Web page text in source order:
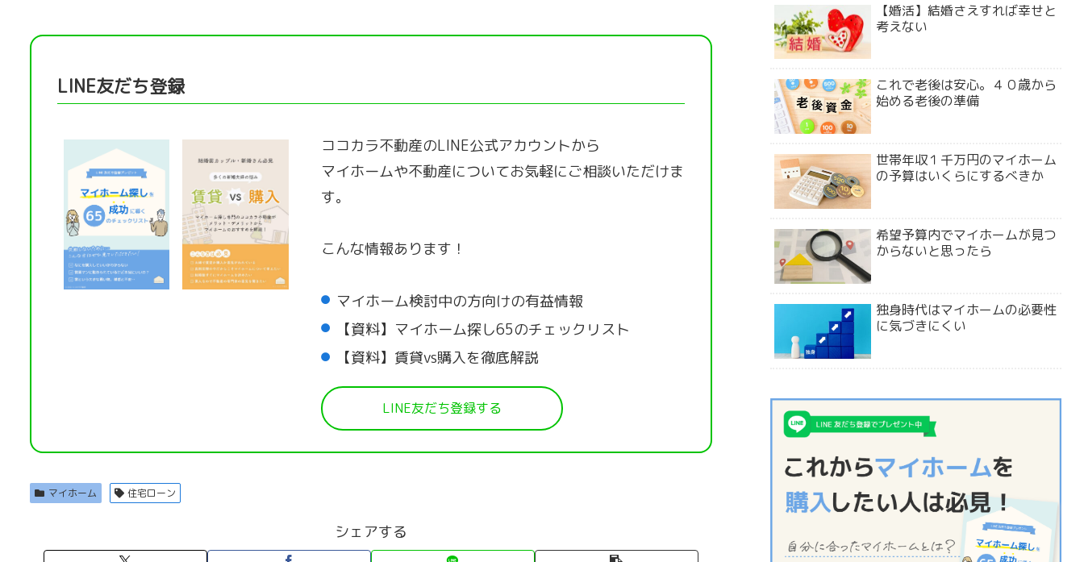
LINE友だち登録
ココカラ不動産のLINE公式アカウントから
マイホームや不動産についてお気軽にご相談いただけま
す。
こんな情報あります！
マイホーム検討中の方向けの有益情報
【資料】マイホーム探し65のチェックリスト
【資料】賃貸vs購入を徹底解説
LINE友だち登録する
マイホーム 住宅ローン
シェアする
【婚活】結婚さえすれば幸せと
考えない
これで老後は安心。４０歳から
始める老後の準備
世帯年収１千万円のマイホーム
の予算はいくらにするべきか
希望予算内でマイホームが見つ
からないと思ったら
独身時代はマイホームの必要性
に気づきにくい